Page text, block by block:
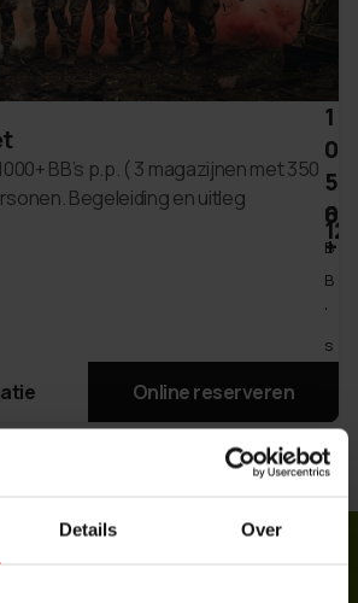
Details Over
BB’s p.p. ( 3 magazijnen met 350
Begeleiding en uitleg
1
0
5
0
B
B
'
s
6
+
Online reserveren